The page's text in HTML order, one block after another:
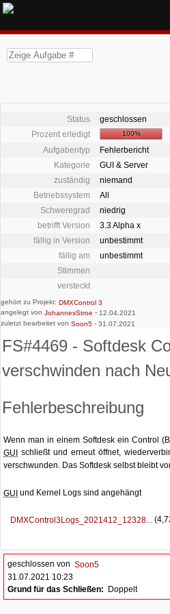
Status
geschlossen
Prozent erledigt
100%
Aufgabentyp
Fehlerbericht
Kategorie
GUI & Server
zuständig
niemand
Betriebssystem
All
Schweregrad
niedrig
betrifft Version
3.3 Alpha x
fällig in Version
unbestimmt
fällig am
unbestimmt
Stimmen
versteckt
gehört zu Projekt: DMXControl 3
angelegt von JohannesStroe - 12.04.2021
zuletzt bearbeitet von Soon5 - 31.07.2021
FS#4469 - Softdesk
verschwinden nach
Fehlerbeschreibung
Wenn man in einem Softdesk ein Control
GUI
schließt und erneut öffnet,
verschwunden. Das Softdesk selbst bleibt
GUI und Kernel Logs sind angehängt
DMXControl3Logs_2021412_12328...
geschlossen von Soon5
31.07.2021 10:23
Grund für das Schließen: Doppelt